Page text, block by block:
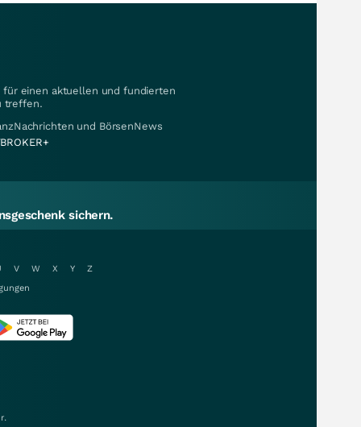
für einen aktuellen und fundierten
treffen.
und BörsenNews
sichern.
V W X Y
Z